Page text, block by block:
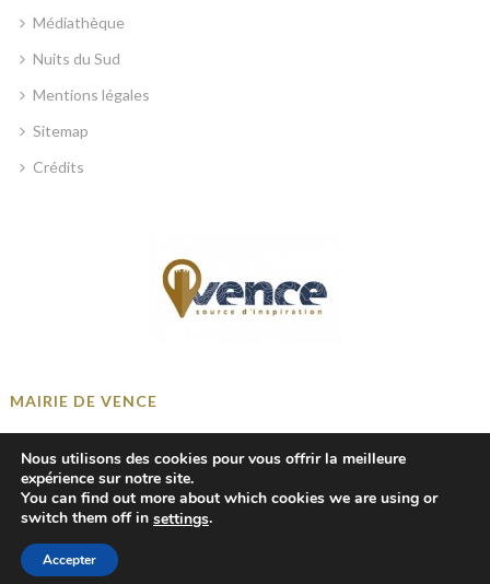
Médiathèque
Nuits du Sud
Mentions légales
Sitemap
Crédits
MAIRIE DE VENCE
+33 4 93 58 41 00
mairie@ville-vence.fr
© 2018-2024 Mairie de Vence — tous droits réservés
Nous utilisons des cookies pour vous offrir la meilleure
expérience sur notre site.
You can find out more about which cookies we are using or
switch them off in settings.
Accepter